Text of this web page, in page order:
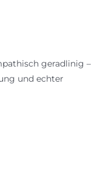
geradlinig –
und echter